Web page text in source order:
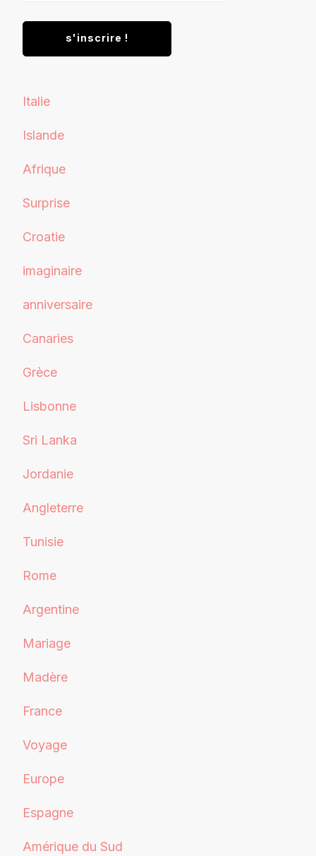
Italie
Islande
Afrique
Surprise
Croatie
imaginaire
anniversaire
Canaries
Grèce
Lisbonne
Sri Lanka
Jordanie
Angleterre
Tunisie
Rome
Argentine
Mariage
Madère
France
Voyage
Europe
Espagne
Amérique du Sud